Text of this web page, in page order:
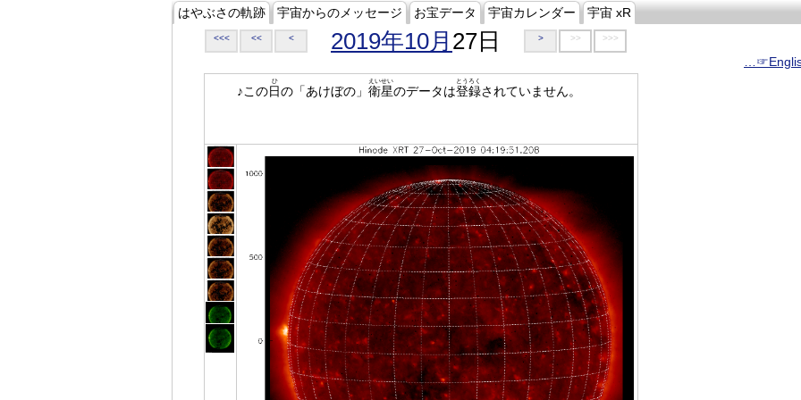
はやぶさの軌跡 宇宙からのメッセージ お宝データ 宇宙カレンダー 宇宙 xR
<<< << < 2019年10月 27日 > >> >>>
♪この日
ひ
の「あけぼの」 衛星
えいせい
のデータは登録
とうろく
されていません。